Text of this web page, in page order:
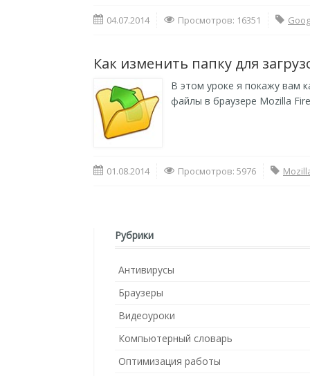
04.07.2014 Просмотров: 16351
Как изменить папку для
В этом уроке я покажу вам
файлы в браузере Mozilla
01.08.2014 Просмотров: 5976
Рубрики
Антивирусы
Браузеры
Видеоуроки
Компьютерный словарь
Оптимизация работы